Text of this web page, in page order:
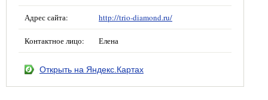
Адрес сайта: http://trio-diamond.ru/
Контактное лицо: Елена
Открыть на Яндекс.Картах